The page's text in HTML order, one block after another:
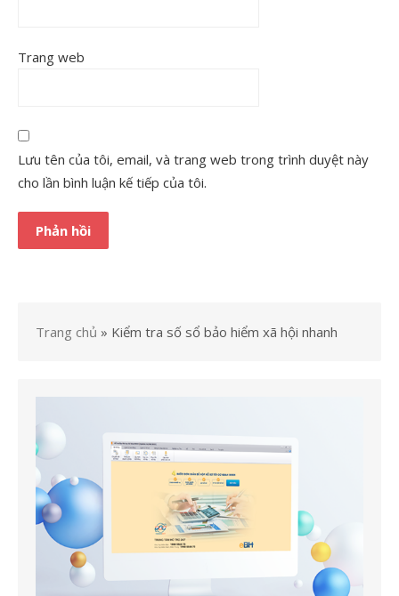
Trang web
Lưu tên của tôi, email, và trang web trong trình duyệt này
cho lần bình luận kế tiếp của tôi.
Trang chủ » Kiểm tra số sổ bảo hiểm xã hội nhanh